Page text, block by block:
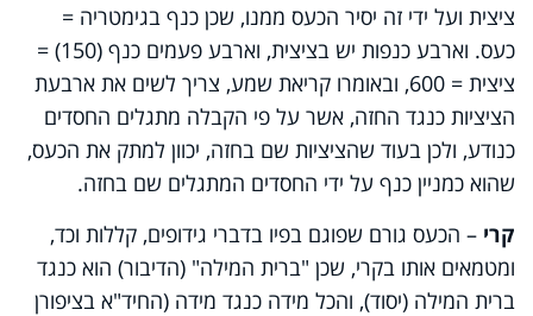
ציצית ועל ידי זה יסיר הכעס ממנו, שכן כנף בגימטריה =
כעס. וארבע כנפות יש בציצית, וארבע פעמים כנף (150) =
ציצית = 600, ובאומרו קריאת שמע, צריך לשים את ארבעת
הציציות כנגד החזה, אשר על פי הקבלה מתגלים החסדים
כנודע, ולכן בעוד שהציציות שם בחזה, יכוון למתק את הכעס,
שהוא כמניין כנף על ידי החסדים המתגלים שם בחזה.
קרי – הכעס גורם שפוגם בפיו בדברי גידופים, קללות וכד,
ומטמאים אותו בקרי, שכן "ברית המילה" (הדיבור) הוא כנגד
ברית המילה (יסוד), והכל מידה כנגד מידה (החיד"א בציפורן